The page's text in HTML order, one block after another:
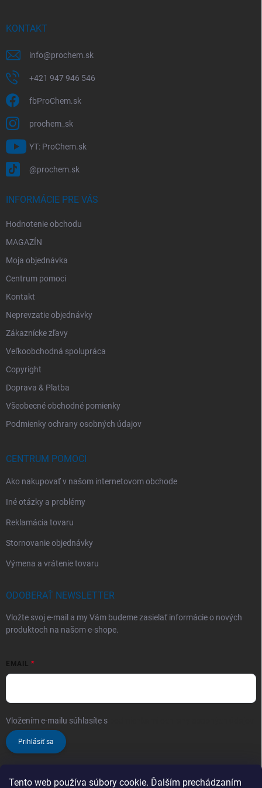
Tento web používa súbory cookie. Ďalším prechádzaním
KONTAKT
info@prochem.sk
+421 947 946 546
fbProChem.sk
prochem_sk
YT: ProChem.sk
@prochem.sk
INFORMÁCIE PRE VÁS
Hodnotenie obchodu
MAGAZÍN
Moja objednávka
Centrum pomoci
Kontakt
Neprevzatie objednávky
Zákaznícke zľavy
Veľkoobchodná spolupráca
Copyright
Doprava & Platba
Všeobecné obchodné pomienky
Podmienky ochrany osobných údajov
CENTRUM POMOCI
Ako nakupovať v našom internetovom obchode
Iné otázky a problémy
Reklamácia tovaru
Stornovanie objednávky
Výmena a vrátenie tovaru
ODOBERAŤ NEWSLETTER
Vložte svoj e-mail a my Vám budeme zasielať informácie o nových
produktoch na našom e-shope.
EMAIL
Vložením e-mailu súhlasíte s
Prihlásiť sa